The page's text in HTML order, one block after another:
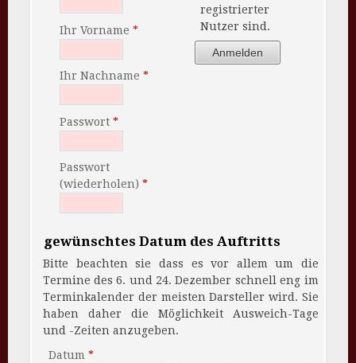
Ihr Vorname
Ihr Nachname
Passwort
Passwort
(wiederholen)
registrierter
Nutzer sind.
Anmelden
gewünschtes Datum des Auftritts
Bitte beachten sie dass es vor allem um die
Termine des 6. und 24. Dezember schnell eng im
Terminkalender der meisten Darsteller wird. Sie
haben daher die Möglichkeit Ausweich-Tage
und -Zeiten anzugeben.
Datum